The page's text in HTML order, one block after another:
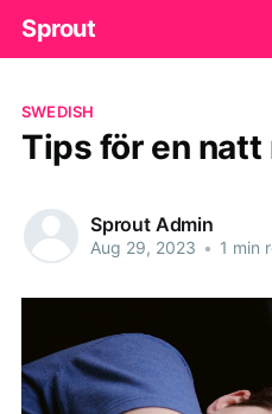
Sprout
SWEDISH
Tips för en natt
Sprout Admin
Aug 29, 2023 • 1 min